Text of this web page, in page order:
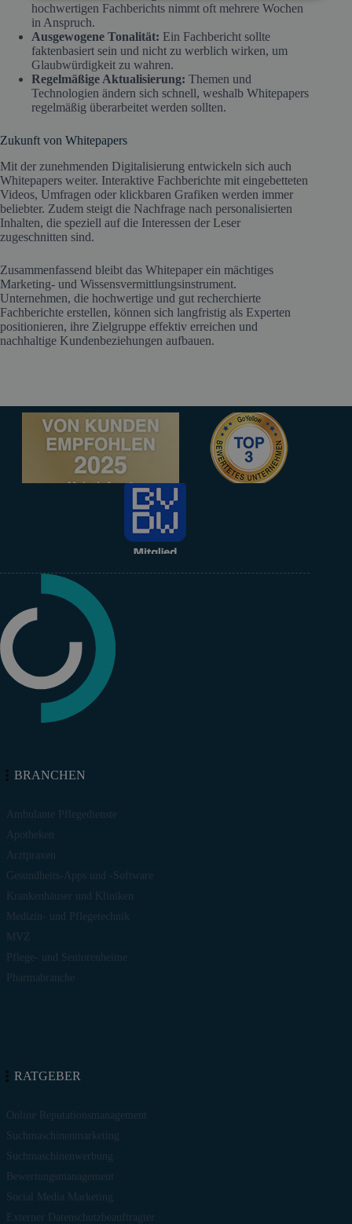
hochwertigen Fachberichts nimmt oft mehrere Wochen
in Anspruch.
Ausgewogene Tonalität: Ein Fachbericht sollte
faktenbasiert sein und nicht zu werblich wirken, um
Glaubwürdigkeit zu wahren.
Regelmäßige Aktualisierung: Themen und
Technologien ändern sich schnell, weshalb Whitepapers
regelmäßig überarbeitet werden sollten.
Zukunft von Whitepapers
Mit der zunehmenden Digitalisierung entwickeln sich auch
Whitepapers weiter. Interaktive Fachberichte mit eingebetteten
Videos, Umfragen oder klickbaren Grafiken werden immer
beliebter. Zudem steigt die Nachfrage nach personalisierten
Inhalten, die speziell auf die Interessen der Leser
zugeschnitten sind.
Zusammenfassend bleibt das Whitepaper ein mächtiges
Marketing- und Wissensvermittlungsinstrument.
Unternehmen, die hochwertige und gut recherchierte
Fachberichte erstellen, können sich langfristig als Experten
positionieren, ihre Zielgruppe effektiv erreichen und
nachhaltige Kundenbeziehungen aufbauen.
BRANCHEN
Ambulante Pflegedienste
Apotheken
Arztpraxen
Gesundheits-Apps und -Software
Krankenhäuser und Kliniken
Medizin- und Pflegetechnik
MVZ
Pflege- und Seniorenheime
Pharmabranche
RATGEBER
Online Reputationsmanagement
Suchmaschinenmarketing
Suchmaschinenwerbung
Bewertungsmanagement
Social Media Marketing
Externer Datenschutzbeauftragter